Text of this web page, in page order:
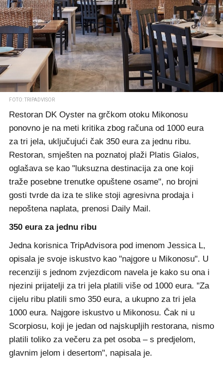
FOTO: TRIPADVISOR
Restoran DK Oyster na grčkom otoku Mikonosu
ponovno je na meti kritika zbog računa od 1000 eura
za tri jela, uključujući čak 350 eura za jednu ribu.
Restoran, smješten na poznatoj plaži Platis Gialos,
oglašava se kao "luksuzna destinacija za one koji
traže posebne trenutke opuštene osame", no brojni
gosti tvrde da iza te slike stoji agresivna prodaja i
nepoštena naplata, prenosi Daily Mail.
350 eura za jednu ribu
Jedna korisnica TripAdvisora pod imenom Jessica L,
opisala je svoje iskustvo kao "najgore u Mikonosu". U
recenziji s jednom zvjezdicom navela je kako su ona i
njezini prijatelji za tri jela platili više od 1000 eura. "Za
cijelu ribu platili smo 350 eura, a ukupno za tri jela
1000 eura. Najgore iskustvo u Mikonosu. Čak ni u
Scorpiosu, koji je jedan od najskupljih restorana, nismo
platili toliko za večeru za pet osoba – s predjelom,
glavnim jelom i desertom", napisala je.